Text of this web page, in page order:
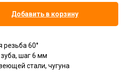
Добавить в корзину
резьба 60°
шаг 6 мм
стали, чугуна